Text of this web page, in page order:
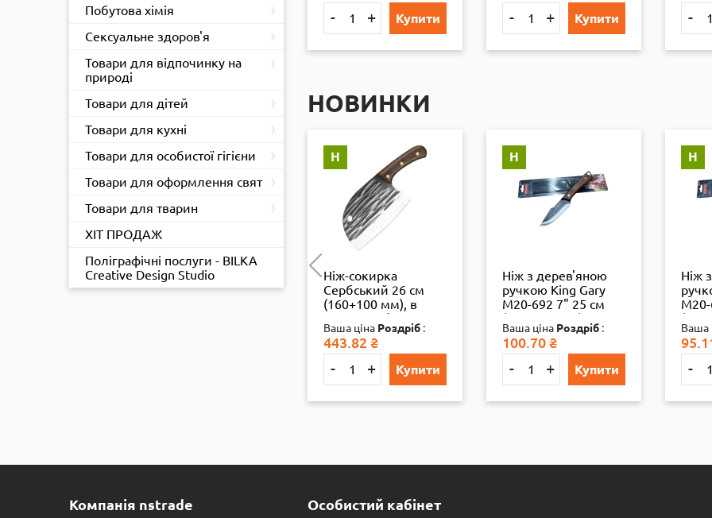
Побутова хімія
Сексуальне здоров'я
Товари для відпочинку на
природі
Товари для дітей
Товари для кухні
Товари для особистої гігієни
Товари для оформлення свят
Товари для тварин
ХІТ ПРОДАЖ
Поліграфічні послуги - BILKA
Creative Design Studio
- - + Купити - + Купити -
НОВИНКИ
YOMMEE
Н
Ніж-сокирка з
дерев'яною ручкою
Н
Ніж-сокирка
Сербський 26 см
(160+100 мм), в
коробці, 1/60
Ваша ціна Роздріб :
443.82 ₴
- + Купити
Н
Ніж з дерев'яною
ручкою King Gary
M20-692 7" 25 см
(150+100 мм), бл.,
1/12
Ваша ціна Роздріб :
100.70 ₴
- + Купити
Н
Ніж
1/12
Ваша
-
Компанія nstrade Особистий кабінет